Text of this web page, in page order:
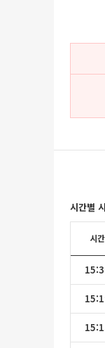
시간별
시간